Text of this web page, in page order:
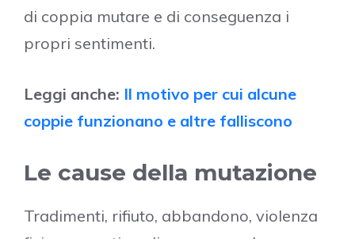
di coppia mutare e di conseguenza i
propri sentimenti.
Leggi anche: Il motivo per cui alcune
coppie funzionano e altre falliscono
Le cause della mutazione
Tradimenti, rifiuto, abbandono, violenza